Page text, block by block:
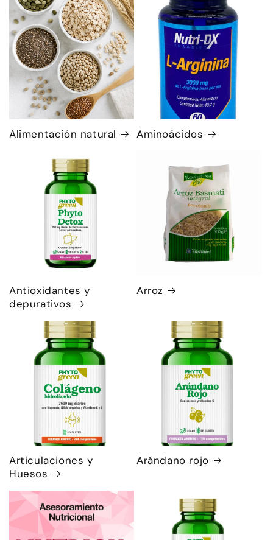
Alimentación natural Aminoácidos
Antioxidantes y
depurativos
Arroz
Articulaciones y
Huesos
Arándano rojo